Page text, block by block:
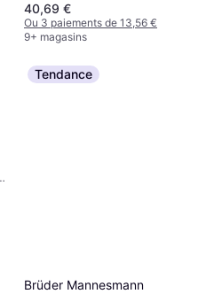
40,69 €
Ou 3 paiements de 13,56 €
9+ magasins
Tendance
Brüder Mannesmann